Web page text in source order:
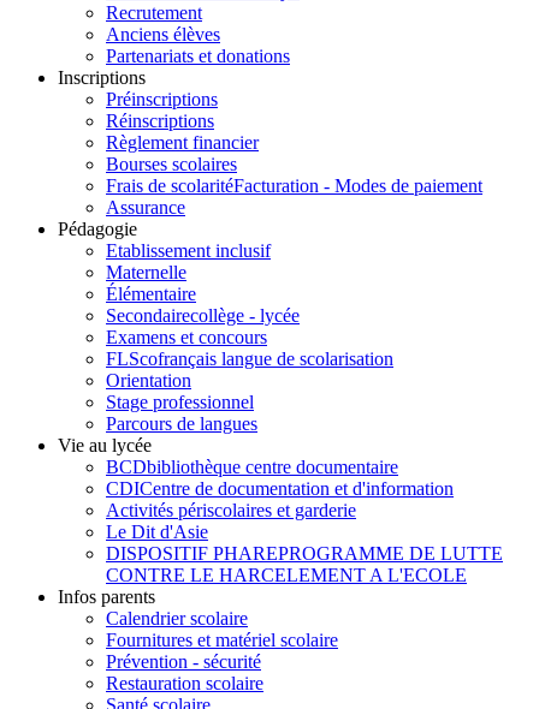
Recrutement
Anciens élèves
Partenariats et donations
Inscriptions
Préinscriptions
Réinscriptions
Règlement financier
Bourses scolaires
Frais de scolaritéFacturation - Modes de paiement
Assurance
Pédagogie
Etablissement inclusif
Maternelle
Élémentaire
Secondairecollège - lycée
Examens et concours
FLScofrançais langue de scolarisation
Orientation
Stage professionnel
Parcours de langues
Vie au lycée
BCDbibliothèque centre documentaire
CDICentre de documentation et d'information
Activités périscolaires et garderie
Le Dit d'Asie
DISPOSITIF PHAREPROGRAMME DE LUTTE
CONTRE LE HARCELEMENT A L'ECOLE
Infos parents
Calendrier scolaire
Fournitures et matériel scolaire
Prévention - sécurité
Restauration scolaire
Santé scolaire